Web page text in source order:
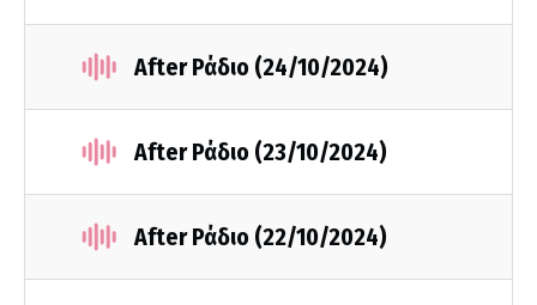
After Ράδιο (24/10/2024)
After Ράδιο (23/10/2024)
After Ράδιο (22/10/2024)